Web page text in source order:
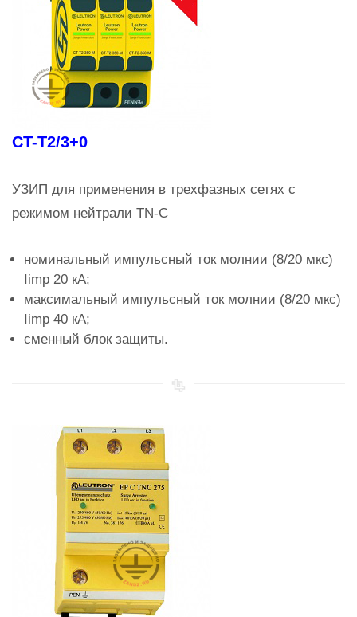
CT-T2/3+0
УЗИП для применения в трехфазных сетях с
режимом нейтрали TN-C
номинальный импульсный ток молнии (8/20 мкс)
Iimp 20 кА;
максимальный импульсный ток молнии (8/20 мкс)
Iimp 40 кА;
сменный блок защиты.